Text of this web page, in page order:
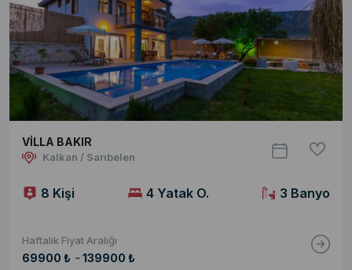
VİLLA BAKIR
Kalkan / Sarıbelen
8 Kişi 4 Yatak O. 3 Banyo
Haftalık Fiyat Aralığı
69900 ₺ - 139900 ₺